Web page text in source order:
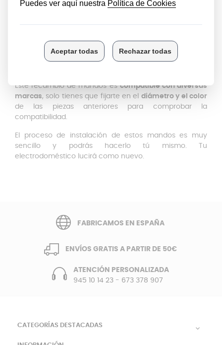
Puede que debido al calor los mandos de tu horno o de
correctamente debido a la grasa acumulada por el uso
diario, se hayan averiado o simplemente quieras
Este recambio de mandos escompatible con diversas
marcas, solo tienes que fijarte en el diámetro y el color
de las piezas anteriores para comprobar la
compatibilidad.
El proceso de instalación de estos mandos es muy
sencillo y podrás hacerlo tú mismo. Tu
electrodoméstico lucirá como nuevo.
FABRICAMOS EN ESPAÑA
ENVÍOS GRATIS A PARTIR DE 50€
ATENCIÓN PERSONALIZADA
945 10 14 23- 673 378 907
CATEGORÍAS DESTACADAS 